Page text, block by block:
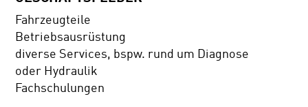
Fahrzeugteile
Betriebsausrüstung
diverse Services, bspw. rund um Diagnose
oder Hydraulik
Fachschulungen